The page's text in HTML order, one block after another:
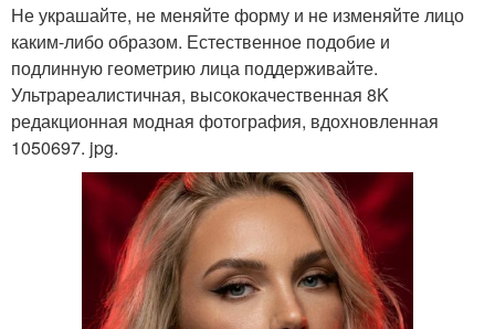
Не украшайте, не меняйте форму и не изменяйте лицо
каким-либо образом. Естественное подобие и
подлинную геометрию лица поддерживайте.
Ультрареалистичная, высококачественная 8K
редакционная модная фотография, вдохновленная
1050697. jpg.